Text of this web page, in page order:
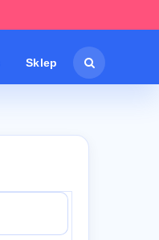
Sklep